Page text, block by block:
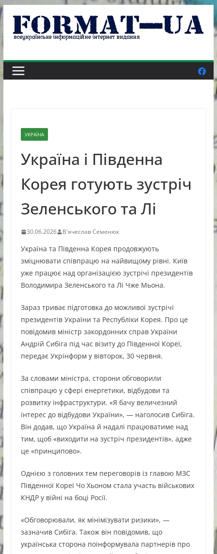
Skip
content
УКРАЇНА
Україна і Південна
Корея готують зустріч
Зеленського та Лі
30.06.2026 В'ячеслав Семенюк
Україна та Південна Корея продовжують
зміцнювати співпрацю на найвищому рівні. Київ
уже працює над організацією зустрічі президентів
Володимира Зеленського та Лі Чже Мьона.
Зараз триває підготовка до можливої зустрічі
президентів України та Республіки Корея. Про це
повідомив міністр закордонних справ України
Андрій Сибіга під час візиту до Південної Кореї,
передає Укрінформ у вівторок, 30 червня.
За словами міністра, сторони обговорили
співпрацю у сфері енергетики, відбудови та
розвитку інфраструктури. «Я бачу величезний
інтерес до відбудови України», — наголосив Сибіга.
Він додав, що Україна й надалі працюватиме над
тим, щоб «виходити на зустріч президентів», адже
це «принципово».
Однією з головних тем переговорів із главою МЗС
Південної Кореї Чо Хьоном стала участь військових
КНДР у війні на боці Росії.
«Обговорювали, як мінімізувати ризики», —
зазначив Сибіга. Також він повідомив, що
українська сторона поінформувала партнерів про